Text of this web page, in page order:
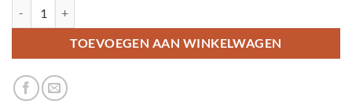
TOEVOEGEN AAN WINKELWAGEN